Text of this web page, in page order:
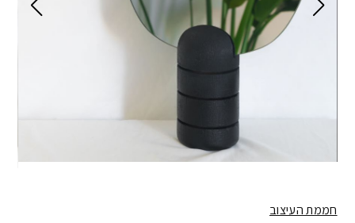
חממת העיצוב